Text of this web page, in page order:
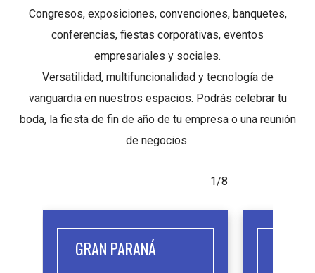
Congresos, exposiciones, convenciones, banquetes,
conferencias, fiestas corporativas, eventos
empresariales y sociales.
Versatilidad, multifuncionalidad y tecnología de
vanguardia en nuestros espacios. Podrás celebrar tu
boda, la fiesta de fin de año de tu empresa o una reunión
de negocios.
1/8
GRAN PARANÁ